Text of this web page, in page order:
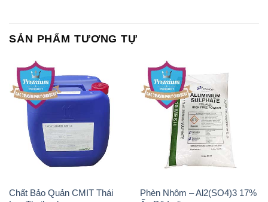
SẢN PHẨM TƯƠNG TỰ
Chất Bảo Quản CMIT Thái
Phèn Nhôm – Al2(SO4)3 17%